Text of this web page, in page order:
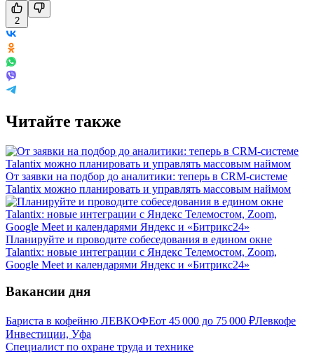
2
Читайте также
От заявки на подбор до аналитики: теперь в CRM-системе
Talantix можно планировать и управлять массовым наймом
Планируйте и проводите собеседования в едином окне
Talantix: новые интеграции с Яндекс Телемостом, Zoom,
Google Meet и календарями Яндекс и «Битрикс24»
Вакансии дня
Бариста в кофейню ЛЕВКОФЕот 45 000 до 75 000 ₽Левкофе
Инвестиции, Уфа
Специалист по охране труда и технике